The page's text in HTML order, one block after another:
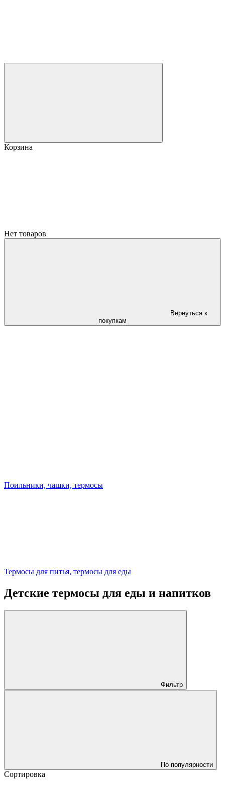
Корзина
Нет товаров
Вернуться к
покупкам
Поильники, чашки, термосы
Термосы для питья, термосы для еды
Детские термосы для еды и напитков
Фильтр
По популярности
Сортировка